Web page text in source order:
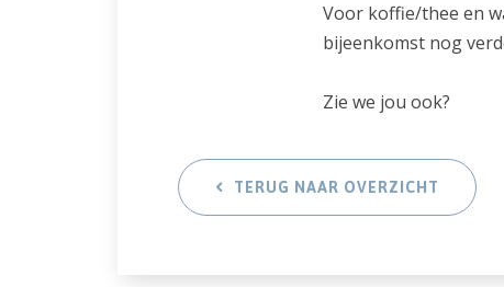
Voor koffie/thee en
bijeenkomst nog
Zie we jou ook?
TERUG NAAR OVERZICHT